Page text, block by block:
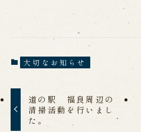
メールフ
求人情報
※株式会社うずのくに南あわじの
大切なお知らせ
道の駅 福良周辺の
清掃活動を行いまし
た。